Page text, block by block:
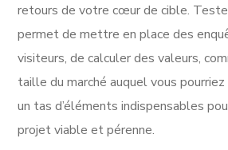
retours de votre cœur de cible.
permet de mettre en place des
visiteurs, de calculer des valeurs,
taille du marché auquel vous pourriez
un tas d’éléments indispensables
projet viable et pérenne.